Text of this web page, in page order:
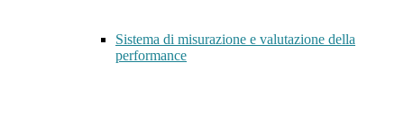
Sistema di misurazione e valutazione della
performance